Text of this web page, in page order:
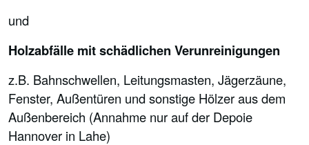
und
Holzabfälle mit schädlichen Verunreinigungen
z.B. Bahnschwellen, Leitungsmasten, Jägerzäune,
Fenster, Außentüren und sonstige Hölzer aus dem
Außenbereich (Annahme nur auf der Depoie
Hannover in Lahe)